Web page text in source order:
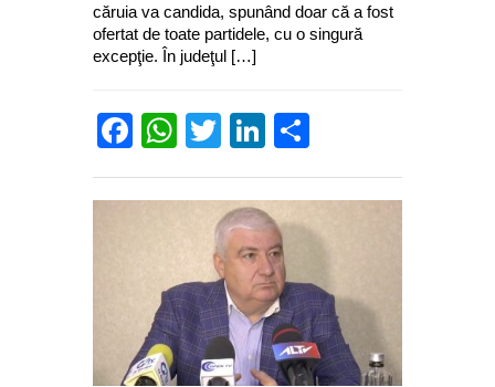
căruia va candida, spunând doar că a fost
ofertat de toate partidele, cu o singură
excepţie. În judeţul […]
Facebook
WhatsApp
TwitterLinkedIn